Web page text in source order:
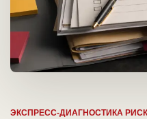
ЭКСПРЕСС-ДИАГНОСТИКА